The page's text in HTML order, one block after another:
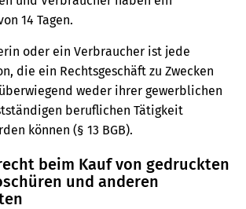
14 Tagen.
oder ein Verbraucher ist jede
die ein Rechtsgeschäft zu Zwecken
weder ihrer gewerblichen
beruflichen Tätigkeit
können (§ 13 BGB).
beim Kauf von gedruckten
und anderen